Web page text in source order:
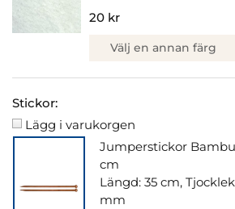
20 kr
Välj en annan färg
Stickor:
Lägg i varukorgen
Jumperstickor
cm
Längd: 35 cm,
mm